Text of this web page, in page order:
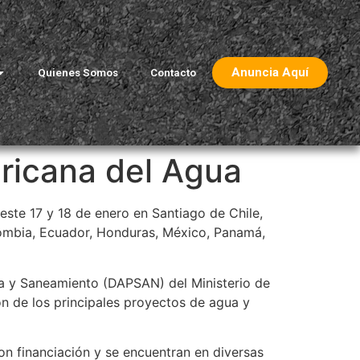
Anuncia Aquí
Quienes Somos Contacto
del Agua
17 y 18 de enero en Santiago de Chile,
Ecuador, Honduras, México, Panamá,
Saneamiento (DAPSAN) del Ministerio de
de los principales proyectos de agua y
financiación y se encuentran en diversas